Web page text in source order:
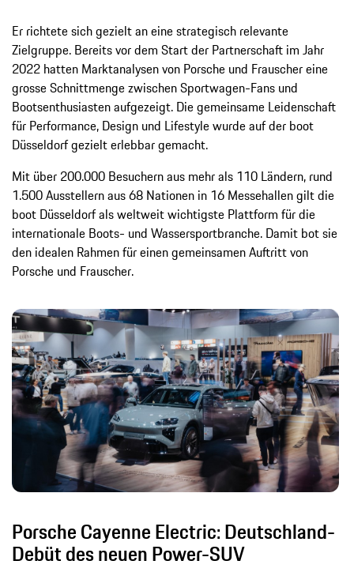
Er richtete sich gezielt an eine strategisch relevante
Zielgruppe. Bereits vor dem Start der Partnerschaft im Jahr
2022 hatten Marktanalysen von Porsche und Frauscher eine
grosse Schnittmenge zwischen Sportwagen-Fans und
Bootsenthusiasten aufgezeigt. Die gemeinsame Leidenschaft
für Performance, Design und Lifestyle wurde auf der boot
Düsseldorf gezielt erlebbar gemacht.
Mit über 200.000 Besuchern aus mehr als 110 Ländern, rund
1.500 Ausstellern aus 68 Nationen in 16 Messehallen gilt die
boot Düsseldorf als weltweit wichtigste Plattform für die
internationale Boots- und Wassersportbranche. Damit bot sie
den idealen Rahmen für einen gemeinsamen Auftritt von
Porsche und Frauscher.
Porsche Cayenne Electric: Deutschland-
Debüt des neuen Power-SUV